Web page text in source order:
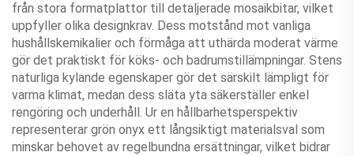
från stora formatplattor till detaljerade mosaikbitar, vilket
uppfyller olika designkrav. Dess motstånd mot vanliga
hushållskemikalier och förmåga att uthärda moderat värme
gör det praktiskt för köks- och badrumstillämpningar. Stens
naturliga kylande egenskaper gör det särskilt lämpligt för
varma klimat, medan dess släta yta säkerställer enkel
rengöring och underhåll. Ur en hållbarhetsperspektiv
representerar grön onyx ett långsiktigt materialsval som
minskar behovet av regelbundna ersättningar, vilket bidrar